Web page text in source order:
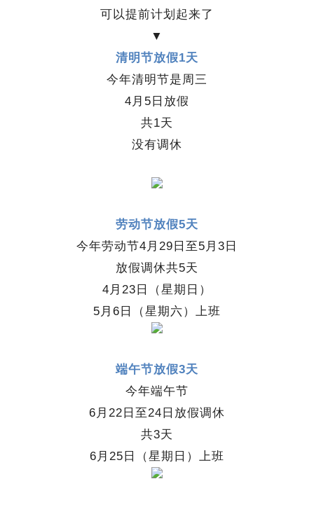
可以提前计划起来了
▼
清明节放假1天
今年清明节是周三
4月5日放假
共1天
没有调休
劳动节放假5天
今年劳动节4月29日至5月3日
放假调休共5天
4月23日（星期日）
5月6日（星期六）上班
端午节放假3天
今年端午节
6月22日至24日放假调休
共3天
6月25日（星期日）上班